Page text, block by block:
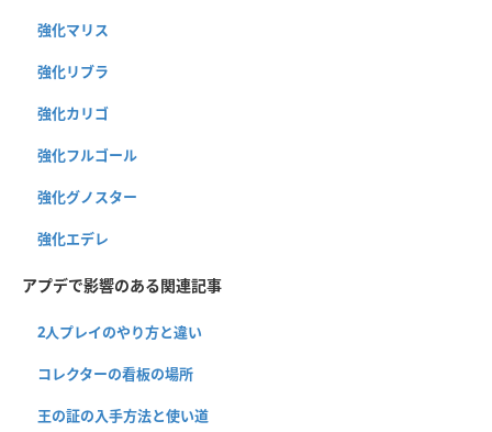
強化マリス
強化リブラ
強化カリゴ
強化フルゴール
強化グノスター
強化エデレ
アプデで影響のある関連記事
2人プレイのやり方と違い
コレクターの看板の場所
王の証の入手方法と使い道